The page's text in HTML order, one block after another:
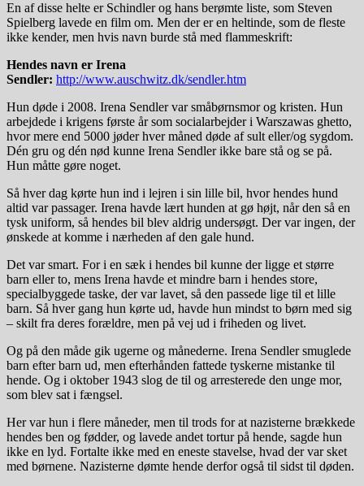
En af disse helte er Schindler og hans berømte liste, som Steven
Spielberg lavede en film om. Men der er en heltinde, som de fleste
ikke kender, men hvis navn burde stå med flammeskrift:
Hendes navn er Irena
Sendler: http://www.auschwitz.dk/sendler.htm
Hun døde i 2008. Irena Sendler var småbørnsmor og kristen. Hun
arbejdede i krigens første år som socialarbejder i Warszawas ghetto,
hvor mere end 5000 jøder hver måned døde af sult eller/og sygdom.
Dén gru og dén nød kunne Irena Sendler ikke bare stå og se på.
Hun måtte gøre noget.
Så hver dag kørte hun ind i lejren i sin lille bil, hvor hendes hund
altid var passager. Irena havde lært hunden at gø højt, når den så en
tysk uniform, så hendes bil blev aldrig undersøgt. Der var ingen, der
ønskede at komme i nærheden af den gale hund.
Det var smart. For i en sæk i hendes bil kunne der ligge et større
barn eller to, mens Irena havde et mindre barn i hendes store,
specialbyggede taske, der var lavet, så den passede lige til et lille
barn. Så hver gang hun kørte ud, havde hun mindst to børn med sig
– skilt fra deres forældre, men på vej ud i friheden og livet.
Og på den måde gik ugerne og månederne. Irena Sendler smuglede
barn efter barn ud, men efterhånden fattede tyskerne mistanke til
hende. Og i oktober 1943 slog de til og arresterede den unge mor,
som blev sat i fængsel.
Her var hun i flere måneder, men til trods for at nazisterne brækkede
hendes ben og fødder, og lavede andet tortur på hende, sagde hun
ikke en lyd. Fortalte ikke med en eneste stavelse, hvad der var sket
med børnene. Nazisterne dømte hende derfor også til sidst til døden.